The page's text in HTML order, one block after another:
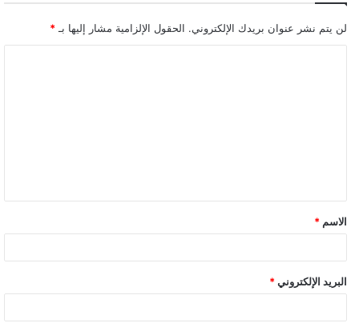
لن يتم نشر عنوان بريدك الإلكتروني. الحقول الإلزامية مشار إليها بـ *
الاسم *
البريد الإلكتروني *